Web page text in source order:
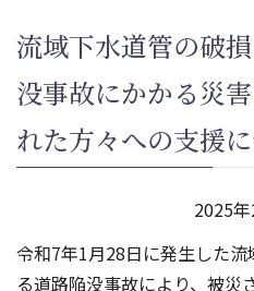
流域下水道管の破
没事故にかかる災
れた方々への支援
2025
令和7年1月28日に発生した
る道路陥没事故により、被災